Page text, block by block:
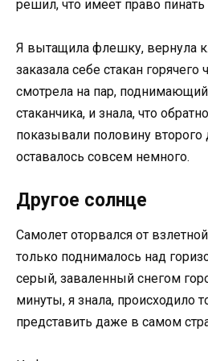
решил, что имеет право пинать
Я вытащила флешку, вернула
заказала себе стакан горячего
смотрела на пар,
стаканчика, и знала, что
показывали половину второго
оставалось совсем немного.
Другое солнце
Самолет оторвался от
только поднималось над
серый, заваленный снегом
минуты, я знала, происходило
представить даже в самом